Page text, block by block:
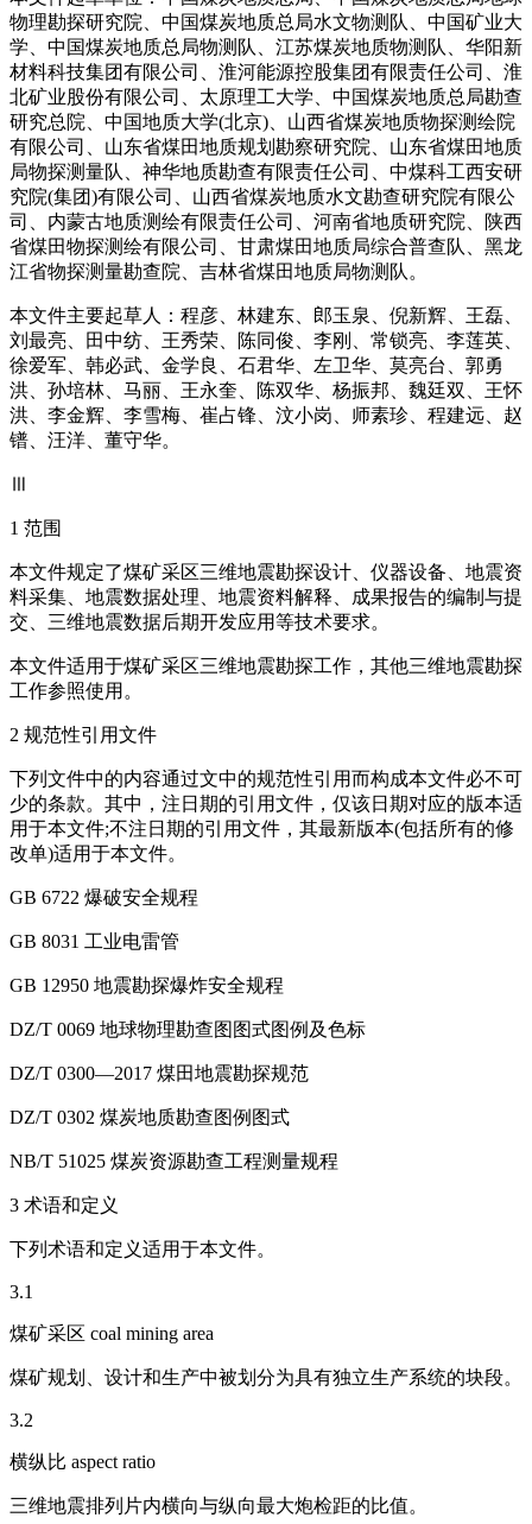
物理勘探研究院、中国煤炭地质总局水文物测队、中国矿业大
学、中国煤炭地质总局物测队、江苏煤炭地质物测队、华阳新
材料科技集团有限公司、淮河能源控股集团有限责任公司、淮
北矿业股份有限公司、太原理工大学、中国煤炭地质总局勘查
研究总院、中国地质大学(北京)、山西省煤炭地质物探测绘院
有限公司、山东省煤田地质规划勘察研究院、山东省煤田地质
局物探测量队、神华地质勘查有限责任公司、中煤科工西安研
究院(集团)有限公司、山西省煤炭地质水文勘查研究院有限公
司、内蒙古地质测绘有限责任公司、河南省地质研究院、陕西
省煤田物探测绘有限公司、甘肃煤田地质局综合普查队、黑龙
江省物探测量勘查院、吉林省煤田地质局物测队。
本文件主要起草人：程彦、林建东、郎玉泉、倪新辉、王磊、
刘最亮、田中纺、王秀荣、陈同俊、李刚、常锁亮、李莲英、
徐爱军、韩必武、金学良、石君华、左卫华、莫亮台、郭勇
洪、孙培林、马丽、王永奎、陈双华、杨振邦、魏廷双、王怀
洪、李金辉、李雪梅、崔占锋、汶小岗、师素珍、程建远、赵
镨、汪洋、董守华。
Ⅲ
1 范围
本文件规定了煤矿采区三维地震勘探设计、仪器设备、地震资
料采集、地震数据处理、地震资料解释、成果报告的编制与提
交、三维地震数据后期开发应用等技术要求。
本文件适用于煤矿采区三维地震勘探工作，其他三维地震勘探
工作参照使用。
2 规范性引用文件
下列文件中的内容通过文中的规范性引用而构成本文件必不可
少的条款。其中，注日期的引用文件，仅该日期对应的版本适
用于本文件;不注日期的引用文件，其最新版本(包括所有的修
改单)适用于本文件。
GB 6722 爆破安全规程
GB 8031 工业电雷管
GB 12950 地震勘探爆炸安全规程
DZ/T 0069 地球物理勘查图图式图例及色标
DZ/T 0300—2017 煤田地震勘探规范
DZ/T 0302 煤炭地质勘查图例图式
NB/T 51025 煤炭资源勘查工程测量规程
3 术语和定义
下列术语和定义适用于本文件。
3.1
煤矿采区 coal mining area
煤矿规划、设计和生产中被划分为具有独立生产系统的块段。
3.2
横纵比 aspect ratio
三维地震排列片内横向与纵向最大炮检距的比值。